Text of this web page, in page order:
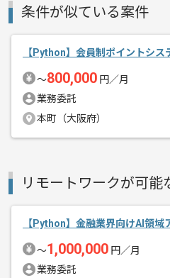
商談回
メント
これま
条件が似ている案件
【Python】会員制ポイントシ
〜800,000 円／月
業務委託
本町（大阪府）
リモートワークが可能
【Python】金融業界向けAI領
〜1,000,000 円／月
業務委託